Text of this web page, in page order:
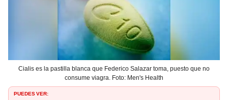
Cialis es la pastilla blanca que Federico Salazar toma, puesto que no
consume viagra. Foto: Men's Health
PUEDES VER: